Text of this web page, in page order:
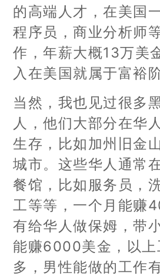
的高端人才，在美国
程序员，商业分析师
作，年薪大概13万美
入在美国就属于富裕
当然，我也见过很多
人，他们大部分在华
生存，比如加州旧金
城市。这些华人通常
餐馆，比如服务员，
工等等，一个月能赚
有给华人做保姆，带
能赚6000美金，以上
多，男性能做的工作